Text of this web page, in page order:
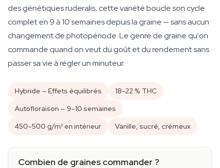
des génétiques ruderalis, cette variété boucle son cycle
complet en 9 à 10 semaines depuis la graine — sans aucun
changement de photopériode. Le genre de graine qu'on
commande quand on veut du goût et du rendement sans
passer sa vie à régler un minuteur.
Hybride — Effets équilibrés
18–22 % THC
Autofloraison — 9–10 semaines
450–500 g/m² en intérieur
Vanille, sucré, crémeux
Combien de graines commander ?